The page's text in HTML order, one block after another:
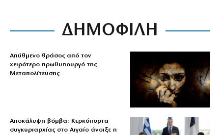
ΔΗΜΟΦΙΛΗ
Απύθμενο θράσος από τον
χειρότερο πρωθυπουργό της
Μεταπολίτευσης
Αποκάλυψη βόμβα: Κερκόπορτα
συγκυριαρχίας στο Αιγαίο άνοιξε η